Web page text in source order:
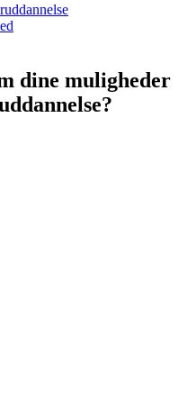
dine muligheder